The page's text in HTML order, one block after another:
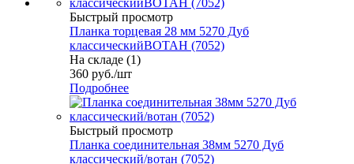
Быстрый просмотр
Планка торцевая 28 мм 5270 Дуб
классическийВОТАН (7052)
На складе (1)
360 руб./шт
Подробнее
Быстрый просмотр
Планка соединительная 38мм 5270 Дуб
классический/вотан (7052)